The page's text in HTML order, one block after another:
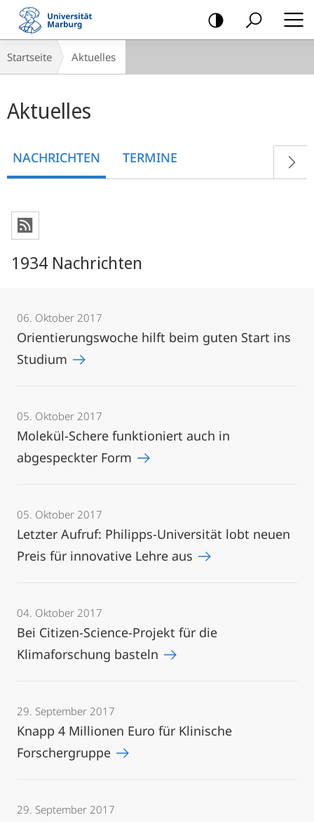
Mobile-
Navigation
Breadcrumb-
Navigation
Startseite Aktuelles
Aktuelles
NACHRICHTEN TERMINE
1934 Nachrichten
06. Oktober 2017
Orientierungswoche hilft beim guten Start ins
Studium
05. Oktober 2017
Molekül-Schere funktioniert auch in
abgespeckter Form
05. Oktober 2017
Letzter Aufruf: Philipps-Universität lobt neuen
Preis für innovative Lehre aus
04. Oktober 2017
Bei Citizen-Science-Projekt für die
Klimaforschung basteln
29. September 2017
Knapp 4 Millionen Euro für Klinische
Forschergruppe
29. September 2017